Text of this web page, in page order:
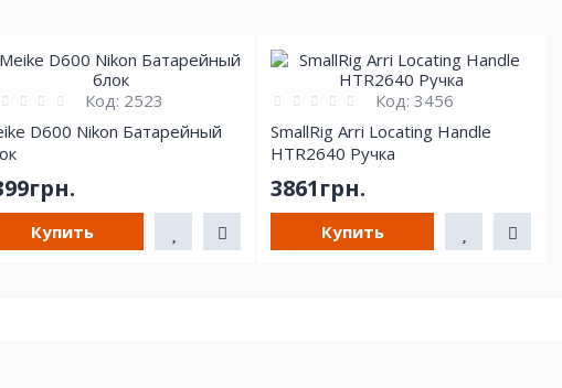
Код: 2523
D600 Nikon Батарейный
Купить
Код:3456
SmallRig Arri Locating Handle
HTR2640 Ручка
3861грн.
Купить